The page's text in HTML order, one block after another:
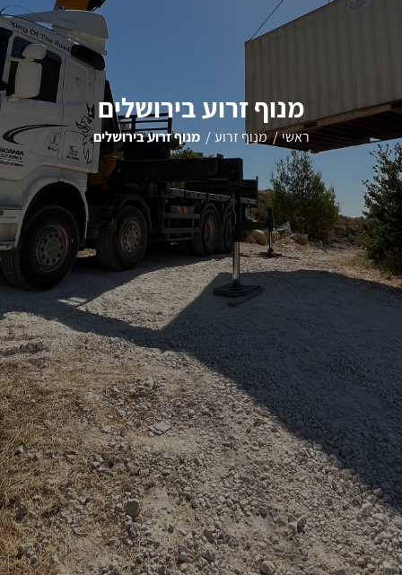
מנוף זרוע בירושלים
ראשי מנוף זרוע מנוף זרוע בירושלים